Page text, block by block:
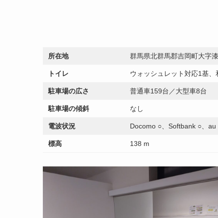
所在地 群馬県北群馬郡吉岡町大字
トイレ ウォッシュレット対応1基
駐車場の広さ 普通車159台／大型車8台
駐車場の傾斜 なし
電波状況 Docomo ○、Softbank ○、au
標高 138 m